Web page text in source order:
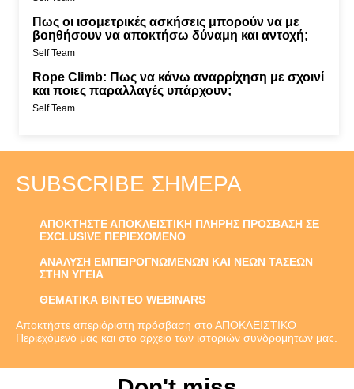
Πως οι ισομετρικές ασκήσεις μπορούν να με
βοηθήσουν να αποκτήσω δύναμη και αντοχή;
Self Team
Rope Climb: Πως να κάνω αναρρίχηση με σχοινί
και ποιες παραλλαγές υπάρχουν;
Self Team
SUBSCRIBE ΣΉΜΕΡΑ
ΑΠΟΚΤΗΣΤΕ ΑΠΟΚΛΕΙΣΤΙΚΗ ΠΛΗΡΗΣ ΠΡΟΣΒΑΣΗ ΣΕ
EXCLUSIVE ΠΕΡΙΕΧΟΜΕΝΟ
ΑΝΑΛΥΣΗ ΕΜΠΕΙΡΟΓΝΩΜΕΝΩΝ ΚΑΙ ΝΕΩΝ ΤΑΣΕΩΝ
ΣΤΗΝ ΥΓΕΙΑ
ΘΕΜΑΤΙΚΑ ΒΙΝΤΕΟ WEBINARS
Αποκτήστε απεριόριστη πρόσβαση στο ΑΠΟΚΛΕΙΣΤΙΚΟ
Περιεχόμενό μας και στο αρχείο των ιστοριών συνδρομητών μας.